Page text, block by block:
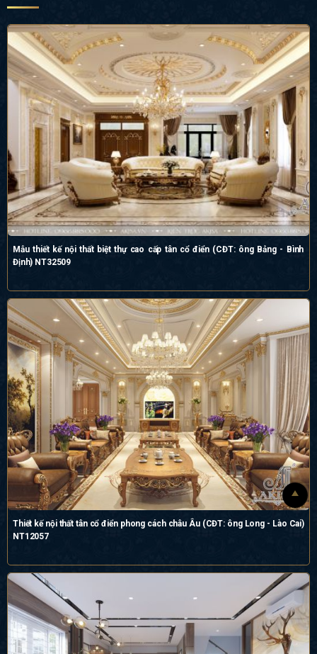
Mẫu thiết kế nội thất biệt thự cao cấp tân cổ điển (CĐT: ông Bảng - Bình
Định) NT32509
Thiết kế nội thất tân cổ điển phong cách châu Âu (CĐT: ông Long - Lào Cai)
NT12057